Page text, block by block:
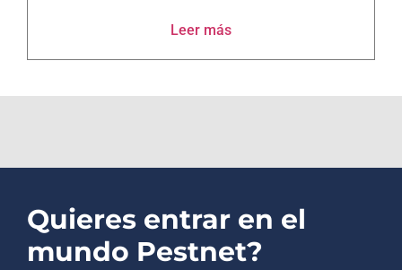
Leer más
Quieres entrar en el
mundo Pestnet?